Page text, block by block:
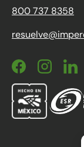
800 737 8358
FacebookInstagram